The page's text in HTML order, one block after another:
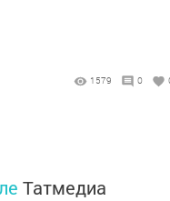
1579 0
Татмедиа